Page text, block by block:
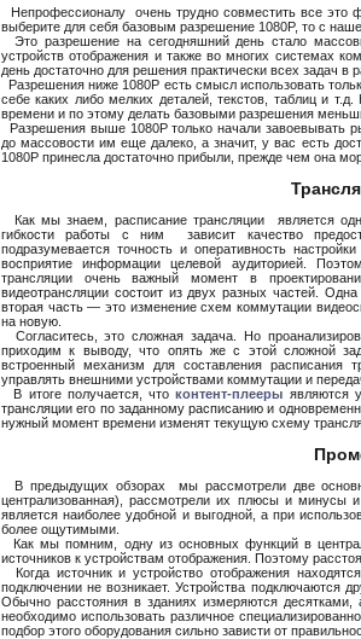
Непрофессионалу очень трудно совместить все это
выберите для себя базовым разрешение 1080P, то с
Это разрешение на сегодняшний день стало
устройств отображения и также во многих системах
день достаточно для решения практически всех задач в
Разрешения ниже 1080P есть смысл использовать
себе каких либо мелких деталей, текстов, таблиц и
времени и по этому делать базовыми разрешения
Разрешения выше 1080P только начали завоевывать
до массовости им еще далеко, а значит, у вас есть
1080P принесла достаточно прибыли, прежде чем она
Как мы знаем, расписание трансляции является
гибкости работы с ним зависит качество
подразумевается точность и оперативность
восприятие информации целевой аудиторией.
трансляции очень важный момент в
видеотрансляции состоит из двух разных частей.
вторая часть — это изменение схем коммутации
на новую.
Согласитесь, это сложная задача. Но
приходим к выводу, что опять же с этой сложной
встроенный механизм для составления
управлять внешними устройствами коммутации и
В итоге получается, чтоконтент-плееры являются
трансляции его по заданному расписанию и
нужный момент времени изменят текущую схему
В предыдущих обзорах мы рассмотрели две
централизованная), рассмотрели их плюсы и минусы
является наиболее удобной и выгодной, а при
более ощутимыми.
Как мы помним, одну из основных функций в
источников к устройствам отображения. Поэтому
Когда источник и устройство отображения
подключении не возникает. Устройства подключаются
Обычно расстояния в зданиях измеряются
необходимо использовать различное
подбор этого оборудования сильно зависти от